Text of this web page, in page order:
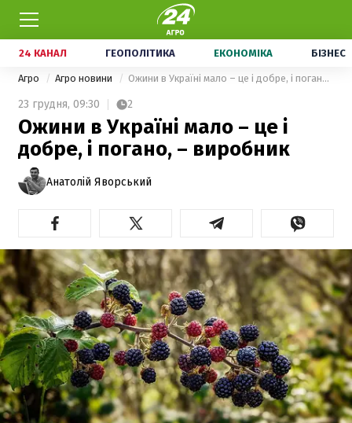
24 КАНАЛ ГЕОПОЛІТИКА ЕКОНОМІКА БІЗНЕС
Агро Агро новини Ожини в Україні мало – це і добре, і погано, – виробник
23 грудня, 09:30 2
Ожини в Україні мало – це і
добре, і погано, – виробник
Анатолій Яворський